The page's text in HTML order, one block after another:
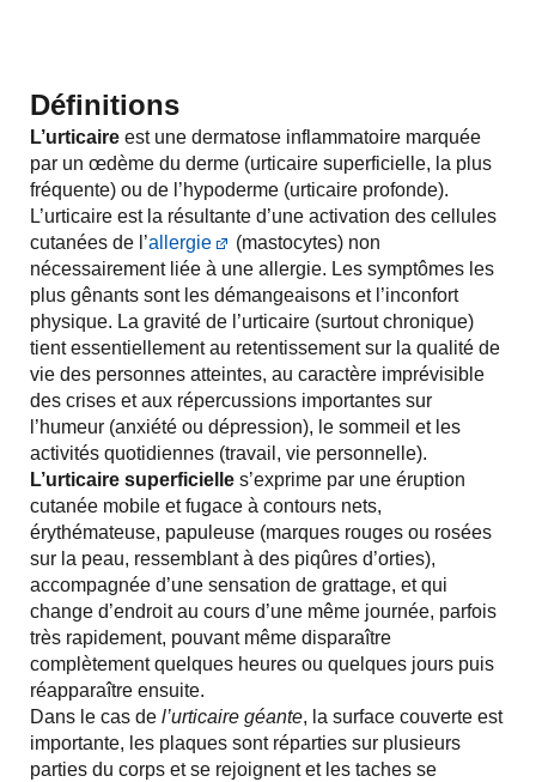
Définitions
L’urticaire est une dermatose inflammatoire marquée
par un œdème du derme (urticaire superficielle, la plus
fréquente) ou de l’hypoderme (urticaire profonde).
L’urticaire est la résultante d’une activation des cellules
cutanées de l’allergie
(mastocytes) non
nécessairement liée à une allergie. Les symptômes les
plus gênants sont les démangeaisons et l’inconfort
physique. La gravité de l’urticaire (surtout chronique)
tient essentiellement au retentissement sur la qualité de
vie des personnes atteintes, au caractère imprévisible
des crises et aux répercussions importantes sur
l’humeur (anxiété ou dépression), le sommeil et les
activités quotidiennes (travail, vie personnelle).
L’urticaire superficielle s’exprime par une éruption
cutanée mobile et fugace à contours nets,
érythémateuse, papuleuse (marques rouges ou rosées
sur la peau, ressemblant à des piqûres d’orties),
accompagnée d’une sensation de grattage, et qui
change d’endroit au cours d’une même journée, parfois
très rapidement, pouvant même disparaître
complètement quelques heures ou quelques jours puis
réapparaître ensuite.
Dans le cas de l’urticaire géante, la surface couverte est
importante, les plaques sont réparties sur plusieurs
parties du corps et se rejoignent et les taches se